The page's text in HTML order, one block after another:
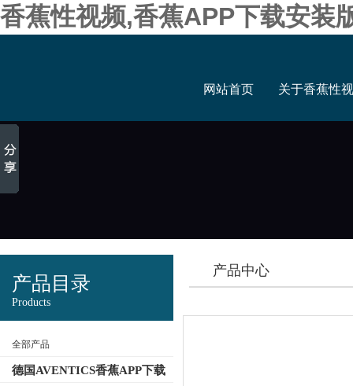
香蕉性视频,香蕉APP下载安装
网站首页 关于香蕉性
产品目录
Products
全部产品
德国AVENTICS香蕉APP下载
产品中心